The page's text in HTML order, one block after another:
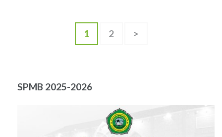
Halaman
1 Halaman
2 >
SPMB 2025-2026